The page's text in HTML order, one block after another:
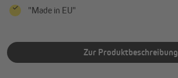
"Made in EU"
Zur Produktbeschreibung